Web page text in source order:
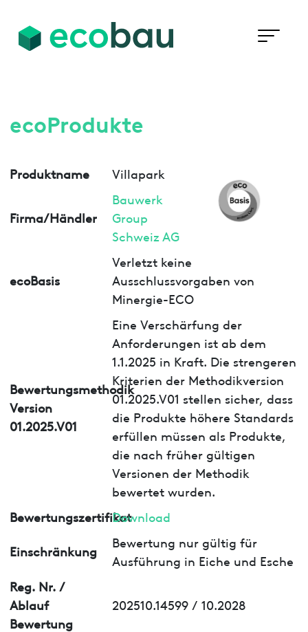
ecoProdukte
Produktname Villapark
Firma/Händler
Bauwerk
Group
Schweiz AG
ecoBasis
Verletzt keine
Ausschlussvorgaben von
Minergie-ECO
Bewertungsmethodik
Version
01.2025.V01
Eine Verschärfung der
Anforderungen ist ab dem
1.1.2025 in Kraft. Die strengeren
Kriterien der Methodikversion
01.2025.V01 stellen sicher, dass
die Produkte höhere Standards
erfüllen müssen als Produkte,
die nach früher gültigen
Versionen der Methodik
bewertet wurden.
BewertungszertifikatDownload
Einschränkung
Bewertung nur gültig für
Ausführung in Eiche und Esche
Reg. Nr. /
Ablauf
Bewertung
202510.14599 / 10.2028